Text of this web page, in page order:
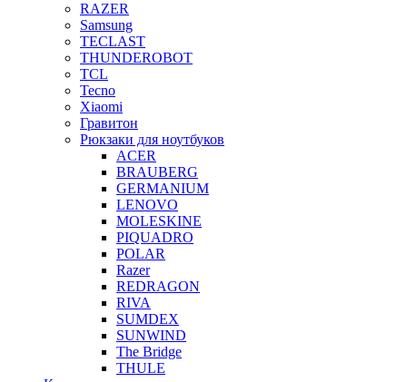
RAZER
Samsung
TECLAST
THUNDEROBOT
TCL
Tecno
Xiaomi
Гравитон
Рюкзаки для ноутбуков
ACER
BRAUBERG
GERMANIUM
LENOVO
MOLESKINE
PIQUADRO
POLAR
Razer
REDRAGON
RIVA
SUMDEX
SUNWIND
The Bridge
THULE